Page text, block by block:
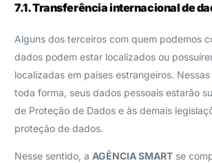
7.1. Transferência internacional de
Alguns dos terceiros com quem podemos
dados podem estar localizados ou
localizadas em países estrangeiros.
toda forma, seus dados pessoais estarão
de Proteção de Dados e às demais
proteção de dados.
Nesse sentido, a AGÊNCIA SMART se